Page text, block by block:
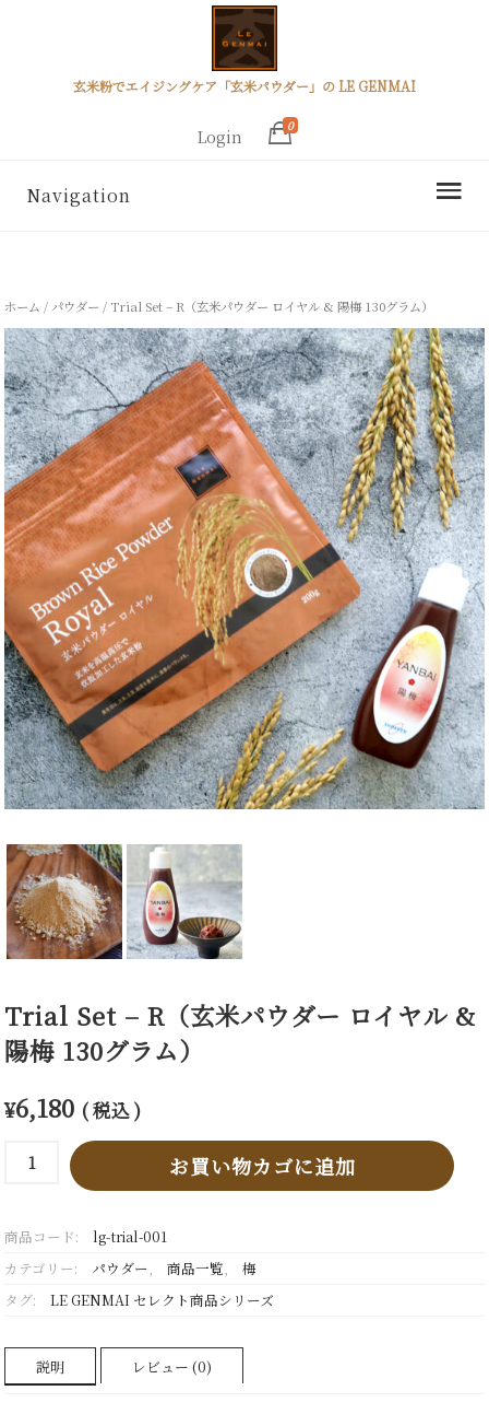
玄米粉でエイジングケア「玄米パウダー」の LE GENMAI
Login
0
Navigation
ホーム / パウダー / Trial Set – R（玄米パウダー ロイヤル & 陽梅 130グラム）
Trial Set – R（玄米パウダー ロイヤル &
陽梅 130グラム）
¥6,180 ( 税込 )
Trial
米
パ
ダ
イ
お買い物カゴに追加
商品コード:
lg-trial-001
カテゴリー:
パウダー, 商品一覧,
梅
タグ:
LE GENMAI セレクト商品シリーズ
説明 レビュー (0)